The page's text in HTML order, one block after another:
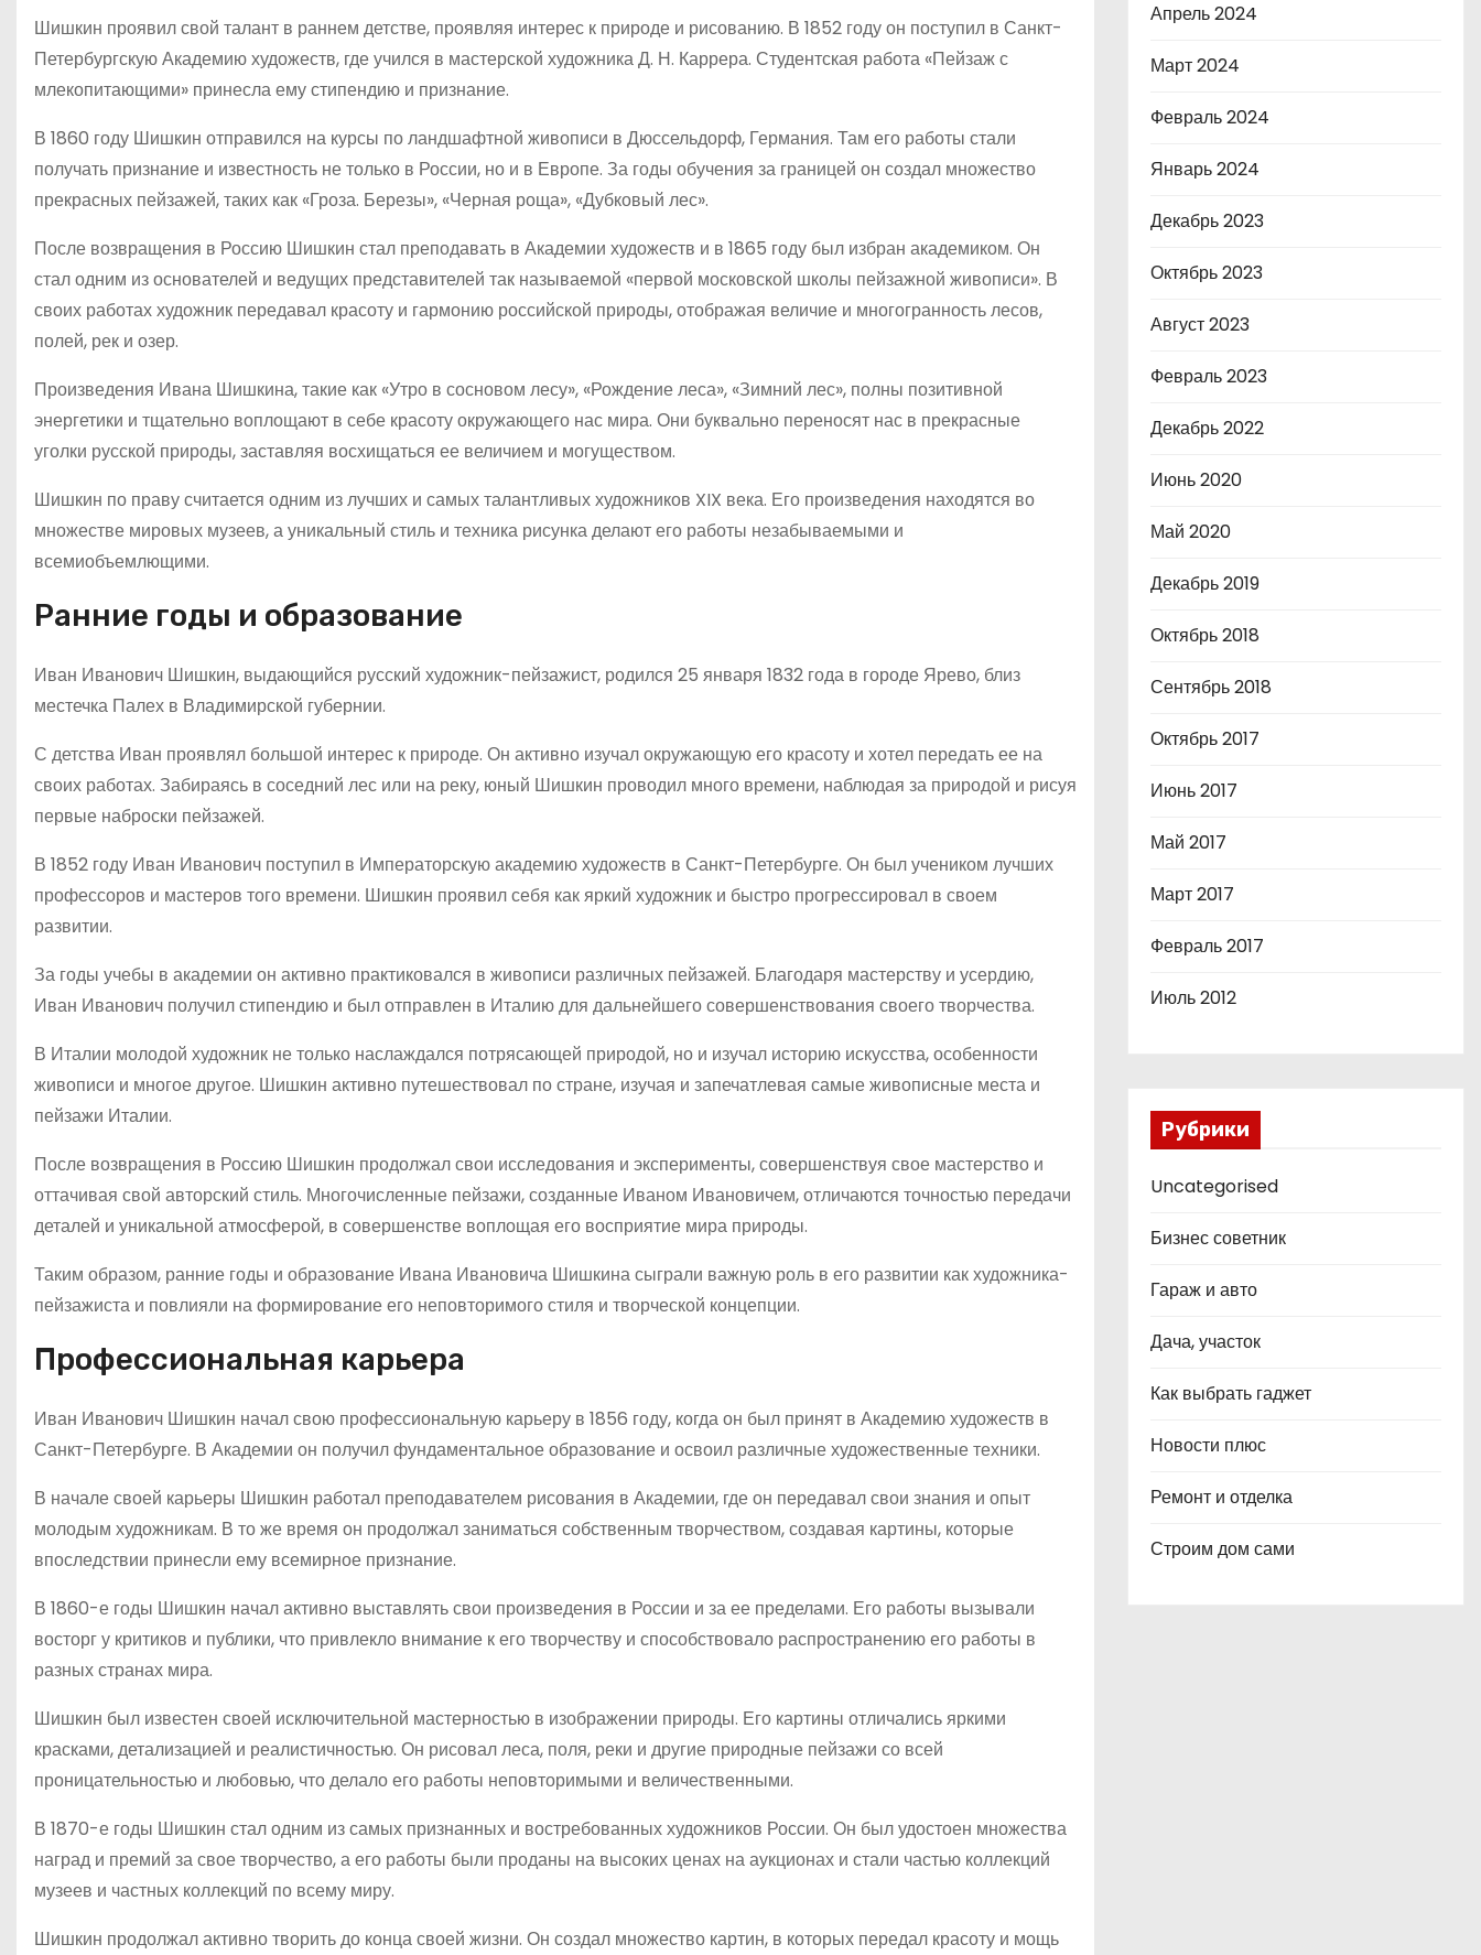
Шишкин проявил свой талант в раннем детстве, проявляя интерес к природе и рисованию. В 1852 году он поступил в Санкт-
Петербургскую Академию художеств, где учился в мастерской художника Д. Н. Каррера. Студентская работа «Пейзаж с
млекопитающими» принесла ему стипендию и признание.
В 1860 году Шишкин отправился на курсы по ландшафтной живописи в Дюссельдорф, Германия. Там его работы стали
получать признание и известность не только в России, но и в Европе. За годы обучения за границей он создал множество
прекрасных пейзажей, таких как «Гроза. Березы», «Черная роща», «Дубковый лес».
После возвращения в Россию Шишкин стал преподавать в Академии художеств и в 1865 году был избран академиком. Он
стал одним из основателей и ведущих представителей так называемой «первой московской школы пейзажной живописи». В
своих работах художник передавал красоту и гармонию российской природы, отображая величие и многогранность лесов,
полей, рек и озер.
Произведения Ивана Шишкина, такие как «Утро в сосновом лесу», «Рождение леса», «Зимний лес», полны позитивной
энергетики и тщательно воплощают в себе красоту окружающего нас мира. Они буквально переносят нас в прекрасные
уголки русской природы, заставляя восхищаться ее величием и могуществом.
Шишкин по праву считается одним из лучших и самых талантливых художников XIX века. Его произведения находятся во
множестве мировых музеев, а уникальный стиль и техника рисунка делают его работы незабываемыми и
всемиобъемлющими.
Ранние годы и образование
Иван Иванович Шишкин, выдающийся русский художник-пейзажист, родился 25 января 1832 года в городе Ярево, близ
местечка Палех в Владимирской губернии.
С детства Иван проявлял большой интерес к природе. Он активно изучал окружающую его красоту и хотел передать ее на
своих работах. Забираясь в соседний лес или на реку, юный Шишкин проводил много времени, наблюдая за природой и рисуя
первые наброски пейзажей.
В 1852 году Иван Иванович поступил в Императорскую академию художеств в Санкт-Петербурге. Он был учеником лучших
профессоров и мастеров того времени. Шишкин проявил себя как яркий художник и быстро прогрессировал в своем
развитии.
За годы учебы в академии он активно практиковался в живописи различных пейзажей. Благодаря мастерству и усердию,
Иван Иванович получил стипендию и был отправлен в Италию для дальнейшего совершенствования своего творчества.
В Италии молодой художник не только наслаждался потрясающей природой, но и изучал историю искусства, особенности
живописи и многое другое. Шишкин активно путешествовал по стране, изучая и запечатлевая самые живописные места и
пейзажи Италии.
После возвращения в Россию Шишкин продолжал свои исследования и эксперименты, совершенствуя свое мастерство и
оттачивая свой авторский стиль. Многочисленные пейзажи, созданные Иваном Ивановичем, отличаются точностью передачи
деталей и уникальной атмосферой, в совершенстве воплощая его восприятие мира природы.
Таким образом, ранние годы и образование Ивана Ивановича Шишкина сыграли важную роль в его развитии как художника-
пейзажиста и повлияли на формирование его неповторимого стиля и творческой концепции.
Профессиональная карьера
Иван Иванович Шишкин начал свою профессиональную карьеру в 1856 году, когда он был принят в Академию художеств в
Санкт-Петербурге. В Академии он получил фундаментальное образование и освоил различные художественные техники.
В начале своей карьеры Шишкин работал преподавателем рисования в Академии, где он передавал свои знания и опыт
молодым художникам. В то же время он продолжал заниматься собственным творчеством, создавая картины, которые
впоследствии принесли ему всемирное признание.
В 1860-е годы Шишкин начал активно выставлять свои произведения в России и за ее пределами. Его работы вызывали
восторг у критиков и публики, что привлекло внимание к его творчеству и способствовало распространению его работы в
разных странах мира.
Шишкин был известен своей исключительной мастерностью в изображении природы. Его картины отличались яркими
красками, детализацией и реалистичностью. Он рисовал леса, поля, реки и другие природные пейзажи со всей
проницательностью и любовью, что делало его работы неповторимыми и величественными.
В 1870-е годы Шишкин стал одним из самых признанных и востребованных художников России. Он был удостоен множества
наград и премий за свое творчество, а его работы были проданы на высоких ценах на аукционах и стали частью коллекций
музеев и частных коллекций по всему миру.
Шишкин продолжал активно творить до конца своей жизни. Он создал множество картин, в которых передал красоту и мощь
Апрель 2024
Март 2024
Февраль 2024
Январь 2024
Декабрь 2023
Октябрь 2023
Август 2023
Февраль 2023
Декабрь 2022
Июнь 2020
Май 2020
Декабрь 2019
Октябрь 2018
Сентябрь 2018
Октябрь 2017
Июнь 2017
Май 2017
Март 2017
Февраль 2017
Июль 2012
Рубрики
Uncategorised
Бизнес советник
Гараж и авто
Дача, участок
Как выбрать гаджет
Новости плюс
Ремонт и отделка
Строим дом сами